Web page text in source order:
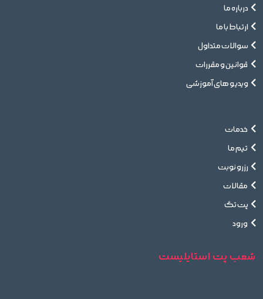
درباره ما
ارتباط با ما
سوالات متداول
قوانین و مقررات
ویدیو های آموزشی
خدمات
تیم ما
رزرو نوبت
مقالات
پت تگ
ورود
شعب پت استایلیست